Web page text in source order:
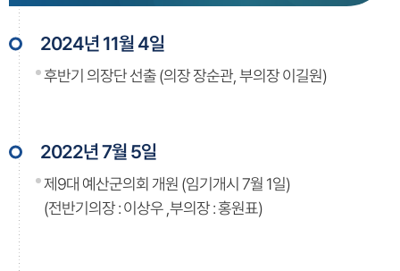
2024년 11월 4일
후반기 의장단 선출 (의장 장순관, 부의장 이길원)
2022년 7월 5일
제9대 예산군의회 개원 (임기개시 7월 1일)
(전반기의장 : 이상우 ,부의장 : 홍원표)